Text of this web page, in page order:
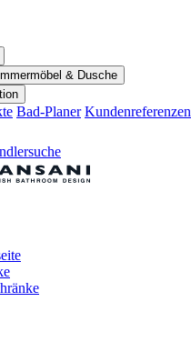
& Dusche
Bad-Planer Kundenreferenzen